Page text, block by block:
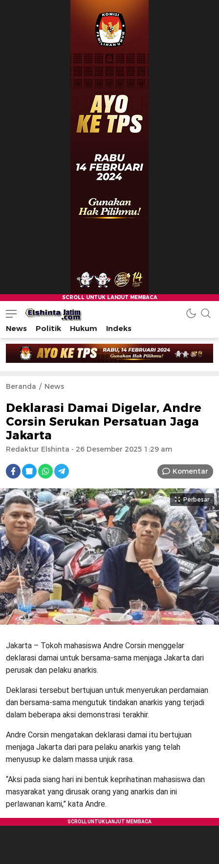
News Politik Hukum Indeks
Beranda News
Deklarasi Damai Digelar, Andre
Corsin Serukan Persatuan Jaga
Jakarta
Redaktur Elshinta - 26 Desember 2025 1:29 am
Komentar
Perbesar
Jakarta – Tokoh mahasiswa Andre Corsin menggelar
deklarasi damai untuk bersama-sama menjaga Jakarta dari
perusak dan pelaku anarkis.
Deklarasi tersebut bertujuan untuk menyerukan perdamaian
dan bersama-sama mengutuk tindakan anarkis yang terjadi
dalam beberapa aksi demonstrasi terakhir.
Andre Corsin mengatakan deklarasi damai itu bertujuan
menjaga Jakarta dari para pelaku anarkis yang telah
menyusup ke dalam massa unjuk rasa.
“Aksi pada siang hari ini bentuk keprihatinan mahasiswa dan
masyarakat yang dirusak orang yang anarkis dan ini
perlawanan kami,” kata Andre.